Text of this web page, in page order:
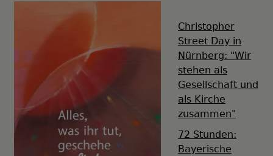
Christopher
Street Day in
Nürnberg: "Wir
stehen als
Gesellschaft und
als Kirche
zusammen"
72 Stunden:
Bayerische